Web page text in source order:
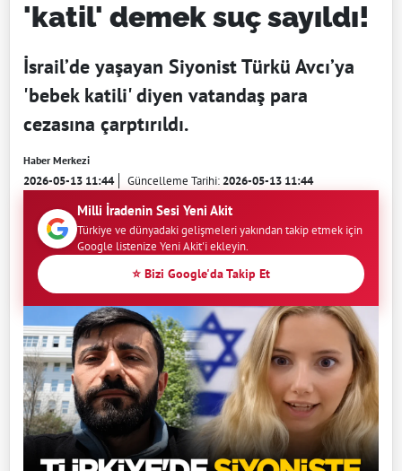
'katil' demek suç sayıldı!
İsrail’de yaşayan Siyonist Türkü Avcı’ya
'bebek katili' diyen vatandaş para
cezasına çarptırıldı.
Haber Merkezi
2026-05-13 11:44 Güncelleme Tarihi:2026-05-13 11:44
Milli İradenin Sesi Yeni Akit
Türkiye ve dünyadaki gelişmeleri yakından takip etmek için
Google listenize Yeni Akit'i ekleyin.
⭐ Bizi Google'da Takip Et